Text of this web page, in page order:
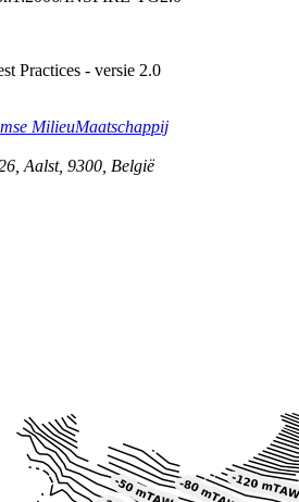
Practices - versie 2.0
MilieuMaatschappij
Aalst, 9300 België